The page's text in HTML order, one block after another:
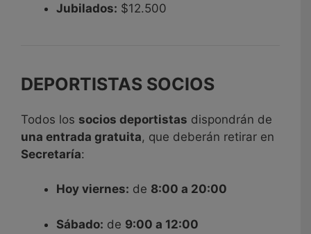
Jubilados: $12.500
DEPORTISTAS SOCIOS
Todos los socios deportistas dispondrán de
una entrada gratuita, que deberán retirar en
Secretaría:
Hoy viernes: de 8:00 a 20:00
Sábado: de 9:00 a 12:00